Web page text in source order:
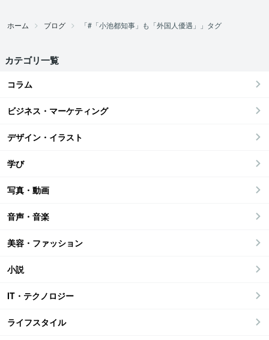
ホーム ブログ 「#「小池都知事」も「外国人優遇」」タグ
カテゴリ一覧
コラム
ビジネス・マーケティング
デザイン・イラスト
学び
写真・動画
音声・音楽
美容・ファッション
小説
IT・テクノロジー
ライフスタイル